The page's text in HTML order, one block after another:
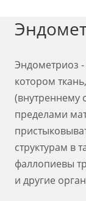
Эндометриоз
котором
(внутреннему
пределами
структурам в
фаллопиевы
и другие